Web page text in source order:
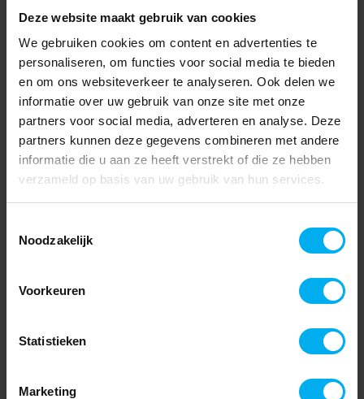
Deze website maakt gebruik van cookies
We gebruiken cookies om content en advertenties te
personaliseren, om functies voor social media te bieden
en om ons websiteverkeer te analyseren. Ook delen we
informatie over uw gebruik van onze site met onze
partners voor social media, adverteren en analyse. Deze
partners kunnen deze gegevens combineren met andere
informatie die u aan ze heeft verstrekt of die ze hebben
verzameld op basis van uw gebruik van hun services.
Noodzakelijk
Voorkeuren
Statistieken
Marketing